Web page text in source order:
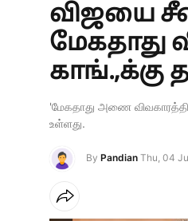
விஜயை
மேகதாது
காங்.,க்கு
'மேகதாது அணை
உள்ளது.
By Pandian Thu, 04